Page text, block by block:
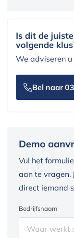
Is dit de
volgende
We adviseren
Bel naar
Demo
Vul het
aan te vragen.
direct iemand
Bedrijfsnaam